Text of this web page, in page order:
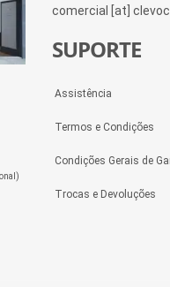
comercial [at]
SUPORTE
Assistência
Termos e Condições
Condições Gerais de
Trocas e Devoluções